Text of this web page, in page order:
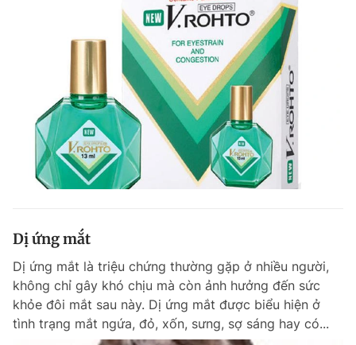
Dị ứng mắt
Dị ứng mắt là triệu chứng thường gặp ở nhiều người,
không chỉ gây khó chịu mà còn ảnh hưởng đến sức
khỏe đôi mắt sau này. Dị ứng mắt được biểu hiện ở
tình trạng mắt ngứa, đỏ, xốn, sưng, sợ sáng hay có...